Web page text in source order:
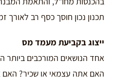
תכנון נכון חוסך כסף רב לאורך
ייצוג בקביעת מעמד מס
אחד הנושאים המורכבים
האם אתה עצמאי או שכיר?